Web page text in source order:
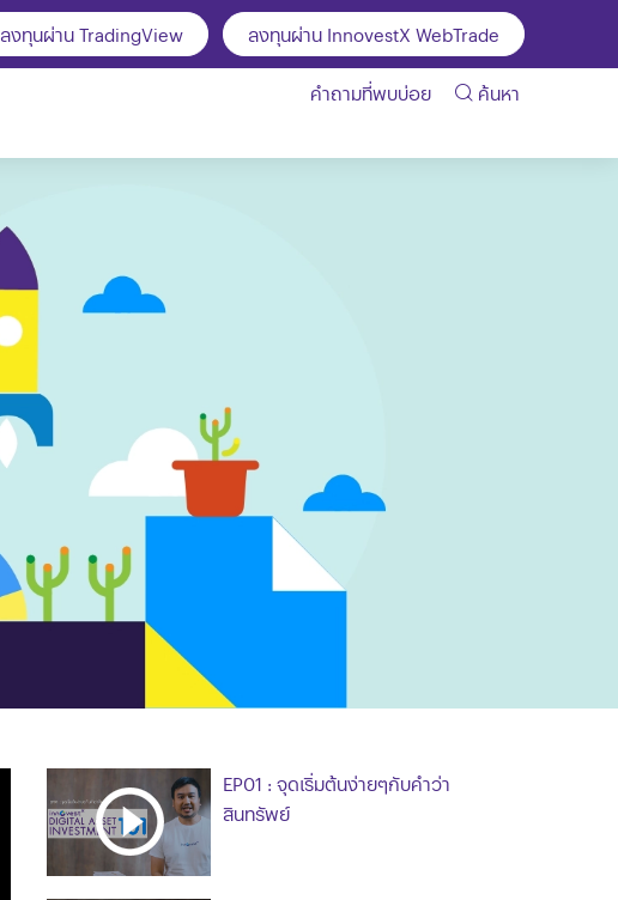
ลงทุนผ่าน TradingView ลงทุนผ่าน InnovestX WebTrade
คำถามที่พบบ่อย ค้นหา
EP01 : จุดเริ่มต้นง่ายๆกับคำว่า
สินทรัพย์